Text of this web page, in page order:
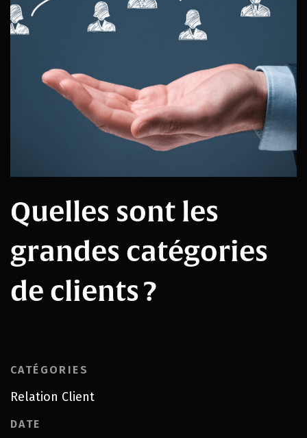
Quelles sont les
grandes catégories
de clients ?
CATÉGORIES
Relation Client
DATE